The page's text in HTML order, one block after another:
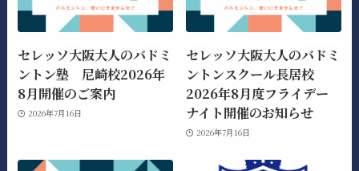
セレッソ大阪大人のバドミ
ントン塾 尼崎校2026年
8月開催のご案内
2026年7月16日
セレッソ大阪大人のバドミ
ントンスクール長居校
2026年8月度フライデー
ナイト開催のお知らせ
2026年7月16日